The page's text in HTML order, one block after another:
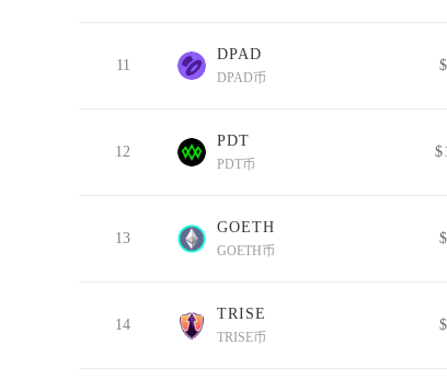
11
DPAD
DPAD币
12
PDT
PDT币
13
GOETH
GOETH币
14
TRISE
TRISE币